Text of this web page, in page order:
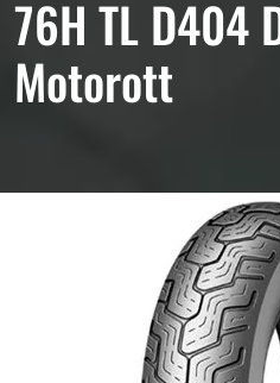
76H TL D404
Motorott